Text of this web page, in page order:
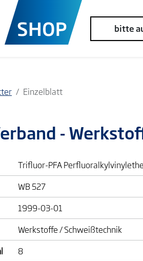
bitte
Einzelblatt
-
Trifluor-PFA
WB 527
1999-03-01
Werkstoffe / Schweißtechnik
8